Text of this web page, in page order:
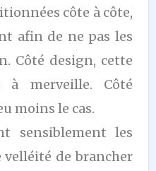
côte à côte,
afin de ne pas les
Côté design, cette
à merveille. Côté
moins le cas.
sensiblement les
de brancher